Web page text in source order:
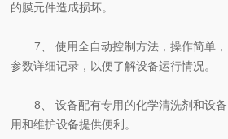
的膜元件造成损坏。
7、 使用全自动控制方法，操作简单，
参数详细记录，以便了解设备运行情况。
8、 设备配有专用的化学清洗剂和设备
用和维护设备提供便利。